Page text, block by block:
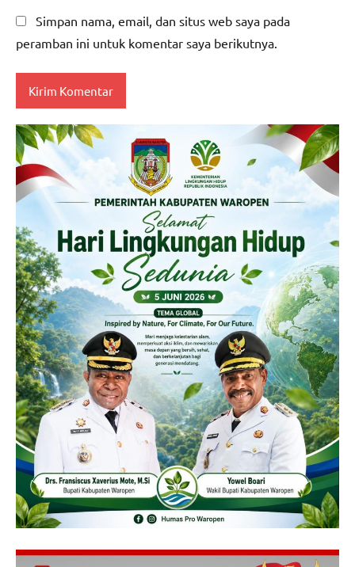
Simpan nama, email, dan situs web saya pada
peramban ini untuk komentar saya berikutnya.